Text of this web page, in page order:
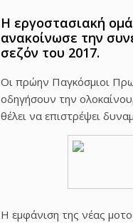
Η εργοστασιακή
ανακοίνωσε την
σεζόν του 2017.
Οι πρώην Παγκόσμιοι
οδηγήσουν την
θέλει να επιστρέψει
Η εμφάνιση της νέας